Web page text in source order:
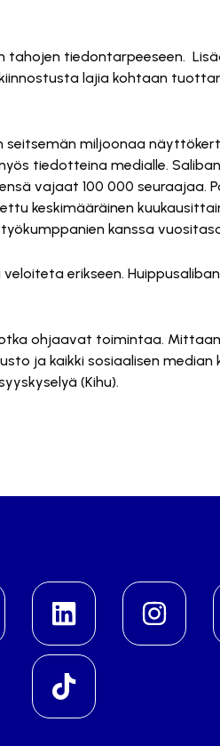
tahojen tiedontarpeeseen.
lajia kohtaan
miljoonaa
tiedotteina medialle.
vajaat 100 000 seuraajaa.
keskimääräinen
kanssa
erikseen.
ohjaavat toimintaa.
ja kaikki sosiaalisen median
(Kihu).